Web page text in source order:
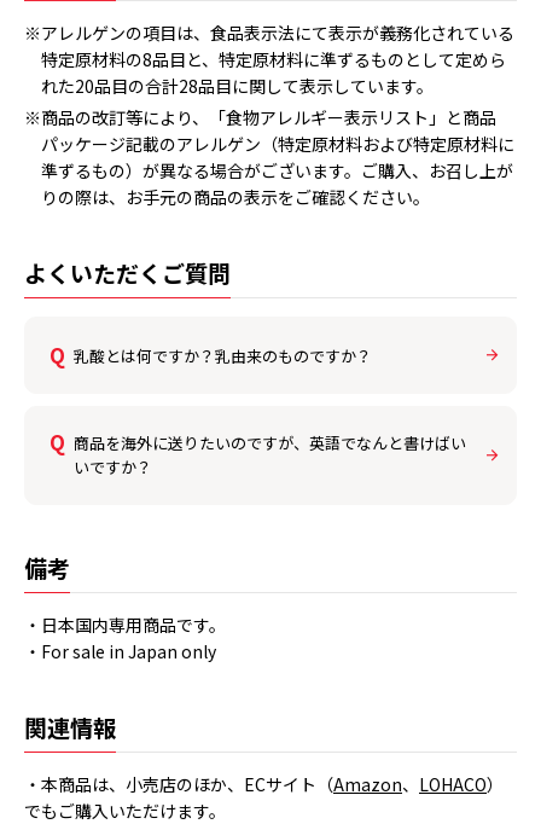
※アレルゲンの項目は、食品表示法にて表示が義務化されている
特定原材料の8品目と、特定原材料に準ずるものとして定めら
れた20品目の合計28品目に関して表示しています。
※商品の改訂等により、「食物アレルギー表示リスト」と商品
パッケージ記載のアレルゲン（特定原材料および特定原材料に
準ずるもの）が異なる場合がございます。ご購入、お召し上が
りの際は、お手元の商品の表示をご確認ください。
よくいただくご質問
乳酸とは何ですか？乳由来のものですか？
商品を海外に送りたいのですが、英語でなんと書けばい
いですか？
備考
・日本国内専用商品です。
・For sale in Japan only
関連情報
・本商品は、小売店のほか、ECサイト（Amazon、 LOHACO）
でもご購入いただけます。